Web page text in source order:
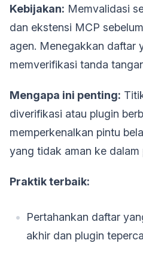
Kebijakan: Memvalidasi
dan ekstensi MCP
agen. Menegakkan daftar
memverifikasi tanda
Mengapa ini penting:
diverifikasi atau plugin
memperkenalkan pintu
yang tidak aman ke dalam
Praktik terbaik:
Pertahankan daftar
akhir dan plugin